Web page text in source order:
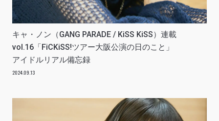
キャ・ノン（GANG PARADE / KiSS KiSS）連載
vol.16「FiCKiSS!ツアー大阪公演の日のこと」
アイドルリアル備忘録
2024.09.13